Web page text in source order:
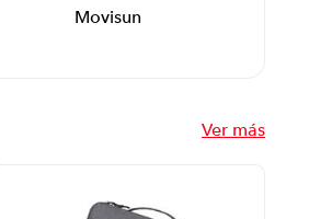
Movisun
Ver más